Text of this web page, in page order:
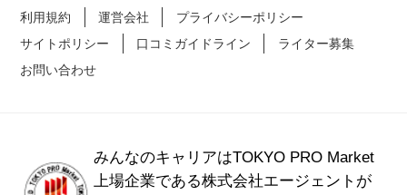
利用規約 運営会社
プライバシーポリシー
サイトポリシー
口コミガイドライン
ライター募集
お問い合わせ
みんなのキャリアはTOKYO PRO Market
上場企業である株式会社エージェントが